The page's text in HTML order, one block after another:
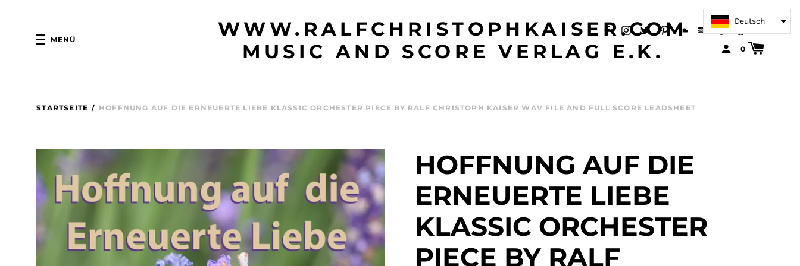
MENÜ
WWW.RALFCHRISTOPHKAISER.COM
MUSIC AND SCORE VERLAG E.K.
0
STARTSEITE / HOFFNUNG AUF DIE ERNEUERTE LIEBE KLASSIC ORCHESTER PIECE BY RALF CHRISTOPH KAISER WAV FILE AND FULL SCORE LEADSHEET
HOFFNUNG AUF DIE
ERNEUERTE LIEBE
KLASSIC ORCHESTER
PIECE BY RALF
Deutsch